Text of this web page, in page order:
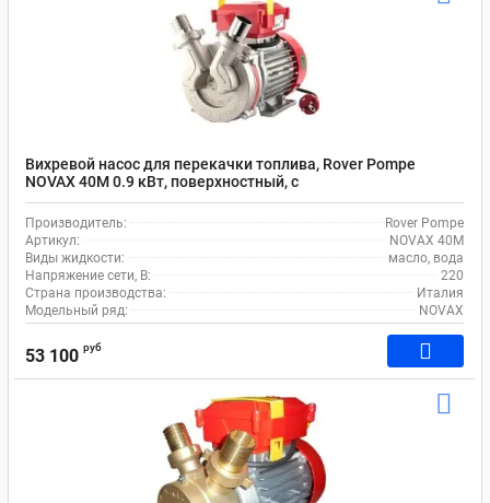
Вихревой насос для перекачки топлива, Rover Pompe
NOVAX 40M 0.9 кВт, поверхностный, с
производительностью 108 л/мин
Производитель:
Rover Pompe
Артикул:
NOVAX 40M
Виды жидкости:
масло, вода
Напряжение сети, В:
220
Страна производства:
Италия
Модельный ряд:
NOVAX
53 100 руб